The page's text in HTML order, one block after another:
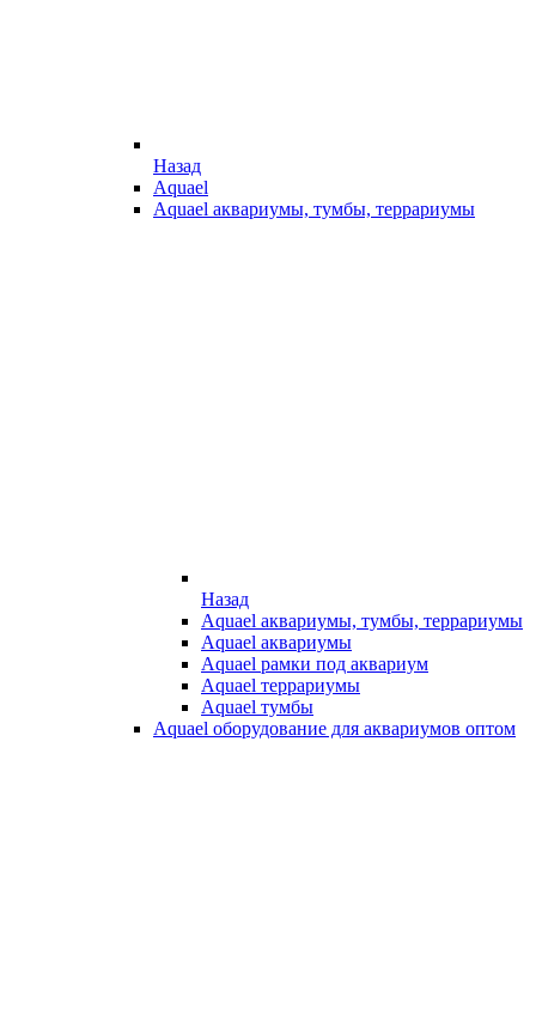
Назад
Aquael
Aquael аквариумы, тумбы, террариумы
Назад
Aquael аквариумы, тумбы, террариумы
Aquael аквариумы
Aquael рамки под аквариум
Aquael террариумы
Aquael тумбы
Aquael оборудование для аквариумов оптом